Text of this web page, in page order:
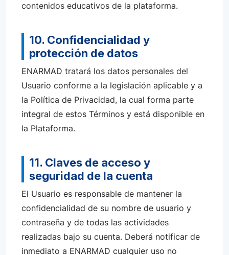
contenidos educativos de la plataforma.
10. Confidencialidad y
protección de datos
ENARMAD tratará los datos personales del
Usuario conforme a la legislación aplicable y a
la Política de Privacidad, la cual forma parte
integral de estos Términos y está disponible en
la Plataforma.
11. Claves de acceso y
seguridad de la cuenta
El Usuario es responsable de mantener la
confidencialidad de su nombre de usuario y
contraseña y de todas las actividades
realizadas bajo su cuenta. Deberá notificar de
inmediato a ENARMAD cualquier uso no